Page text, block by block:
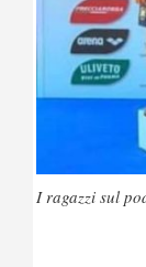
I ragazzi sul